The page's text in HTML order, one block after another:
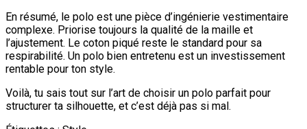
En résumé, le polo est une pièce d’ingénierie vestimentaire
complexe. Priorise toujours la qualité de la maille et
l’ajustement. Le coton piqué reste le standard pour sa
respirabilité. Un polo bien entretenu est un investissement
rentable pour ton style.
Voilà, tu sais tout sur l’art de choisir un polo parfait pour
structurer ta silhouette, et c’est déjà pas si mal.